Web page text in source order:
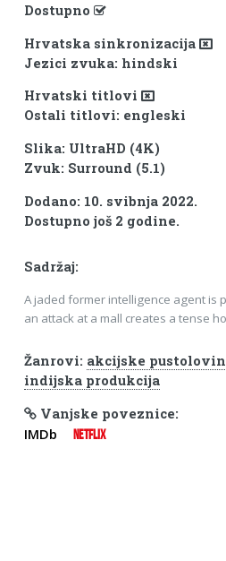
Dostupno
Hrvatska sinkronizacija
Jezici zvuka: hindski
Hrvatski titlovi
Ostali titlovi: engleski
Slika: UltraHD (4K)
Zvuk: Surround (5.1)
Dodano: 10. svibnja 2022.
Dostupno još 2 godine.
Sadržaj:
A jaded former intelligence agent is
an attack at a mall creates a tense
Žanrovi: akcijske
indijska produkcija
Vanjske poveznice:
IMDb NETFLIX